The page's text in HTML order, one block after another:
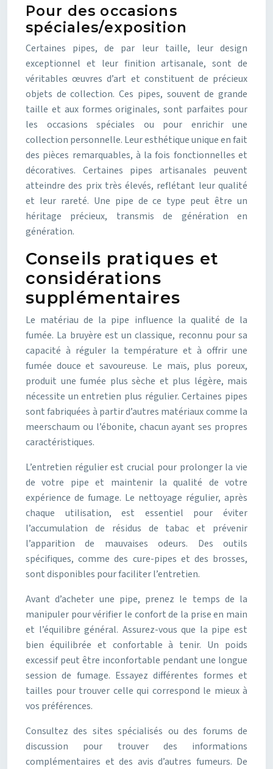
Pour des occasions
spéciales/exposition
Certaines pipes, de par leur taille, leur design
exceptionnel et leur finition artisanale, sont de
véritables œuvres d’art et constituent de précieux
objets de collection. Ces pipes, souvent de grande
taille et aux formes originales, sont parfaites pour
les occasions spéciales ou pour enrichir une
collection personnelle. Leur esthétique unique en fait
des pièces remarquables, à la fois fonctionnelles et
décoratives. Certaines pipes artisanales peuvent
atteindre des prix très élevés, reflétant leur qualité
et leur rareté. Une pipe de ce type peut être un
héritage précieux, transmis de génération en
génération.
Conseils pratiques et
considérations
supplémentaires
Le matériau de la pipe influence la qualité de la
fumée. La bruyère est un classique, reconnu pour sa
capacité à réguler la température et à offrir une
fumée douce et savoureuse. Le maïs, plus poreux,
produit une fumée plus sèche et plus légère, mais
nécessite un entretien plus régulier. Certaines pipes
sont fabriquées à partir d’autres matériaux comme la
meerschaum ou l’ébonite, chacun ayant ses propres
caractéristiques.
L’entretien régulier est crucial pour prolonger la vie
de votre pipe et maintenir la qualité de votre
expérience de fumage. Le nettoyage régulier, après
chaque utilisation, est essentiel pour éviter
l’accumulation de résidus de tabac et prévenir
l’apparition de mauvaises odeurs. Des outils
spécifiques, comme des cure-pipes et des brosses,
sont disponibles pour faciliter l’entretien.
Avant d’acheter une pipe, prenez le temps de la
manipuler pour vérifier le confort de la prise en main
et l’équilibre général. Assurez-vous que la pipe est
bien équilibrée et confortable à tenir. Un poids
excessif peut être inconfortable pendant une longue
session de fumage. Essayez différentes formes et
tailles pour trouver celle qui correspond le mieux à
vos préférences.
Consultez des sites spécialisés ou des forums de
discussion pour trouver des informations
complémentaires et des avis d’autres fumeurs. De